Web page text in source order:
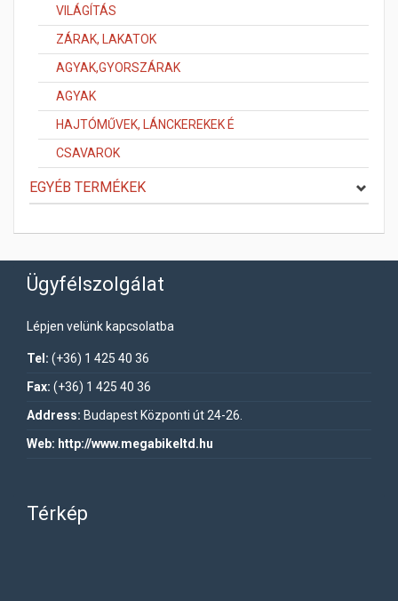
VILÁGÍTÁS
ZÁRAK, LAKATOK
AGYAK,GYORSZÁRAK
AGYAK
HAJTÓMŰVEK, LÁNCKEREKEK É
CSAVAROK
EGYÉB TERMÉKEK
Ügyfélszolgálat
Lépjen velünk kapcsolatba
Tel: (+36) 1 425 40 36
Fax: (+36) 1 425 40 36
Address: Budapest Központi út 24-26.
Web: http://www.megabikeltd.hu
Térkép